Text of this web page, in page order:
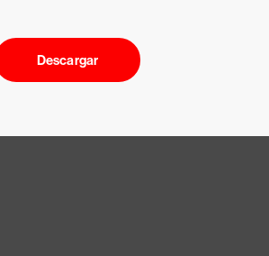
Descargar